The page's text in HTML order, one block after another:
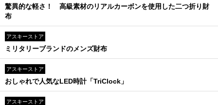
驚異的な軽さ！ 高級素材のリアルカーボンを使用した二つ折り財
布
アスキーストア
ミリタリーブランドのメンズ財布
アスキーストア
おしゃれで人気なLED時計「TriClock」
アスキーストア